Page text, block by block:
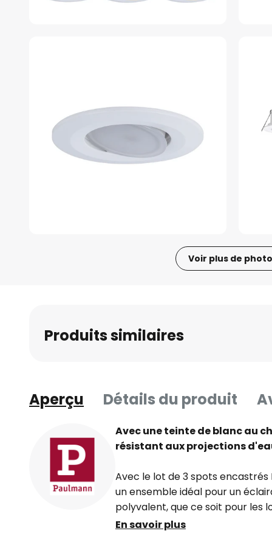
Voir plus de
Produits similaires
Aperçu Détails du produit
Avec une teinte de blanc au
résistant aux projections
Avec le lot de 3 spots encastrés
un ensemble idéal pour un
polyvalent, que ce soit pour les
bureaux et les pièces à vivre, ou
En savoir plus